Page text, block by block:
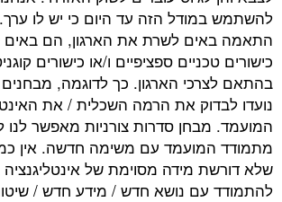
הזה עד היום כי יש לו ערך. מבחני
לשרת את הארגון, הם באים לבחון
ספציפיים ו/או כישורים קוגניטיביים,
הארגון. כך לדוגמה, מבחנים צורניים
את הרמה השכלית / את האינטליגנציה של
סדרות צורניות מאפשר לנו לבדוק כיצד
עם משימה חדשה. אין כמעט עבודה
מידה מסוימת של אינטליגנציה או יכולת
נושא חדש / מידע חדש / שיטות וכלים